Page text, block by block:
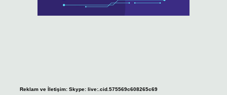
Reklam ve İletişim: Skype: live:.cid.575569c608265c69